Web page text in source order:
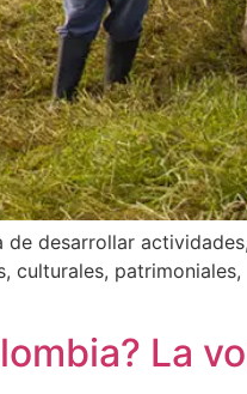
de desarrollar
culturales, patrimoniales,
La